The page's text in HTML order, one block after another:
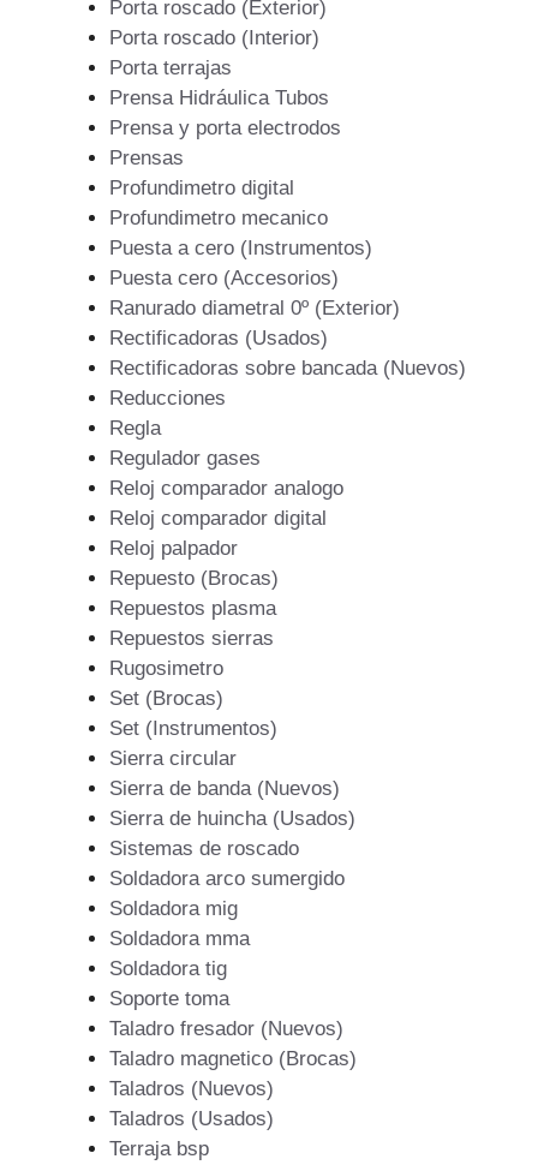
Porta roscado (Exterior)
Porta roscado (Interior)
Porta terrajas
Prensa Hidráulica Tubos
Prensa y porta electrodos
Prensas
Profundimetro digital
Profundimetro mecanico
Puesta a cero (Instrumentos)
Puesta cero (Accesorios)
Ranurado diametral 0º (Exterior)
Rectificadoras (Usados)
Rectificadoras sobre bancada (Nuevos)
Reducciones
Regla
Regulador gases
Reloj comparador analogo
Reloj comparador digital
Reloj palpador
Repuesto (Brocas)
Repuestos plasma
Repuestos sierras
Rugosimetro
Set (Brocas)
Set (Instrumentos)
Sierra circular
Sierra de banda (Nuevos)
Sierra de huincha (Usados)
Sistemas de roscado
Soldadora arco sumergido
Soldadora mig
Soldadora mma
Soldadora tig
Soporte toma
Taladro fresador (Nuevos)
Taladro magnetico (Brocas)
Taladros (Nuevos)
Taladros (Usados)
Terraja bsp